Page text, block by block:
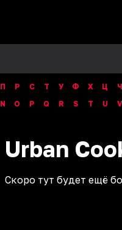
П Р С Т У Ф Х Ц Ч
N O P Q R S T U V
Urban
Скоро тут будет ещё